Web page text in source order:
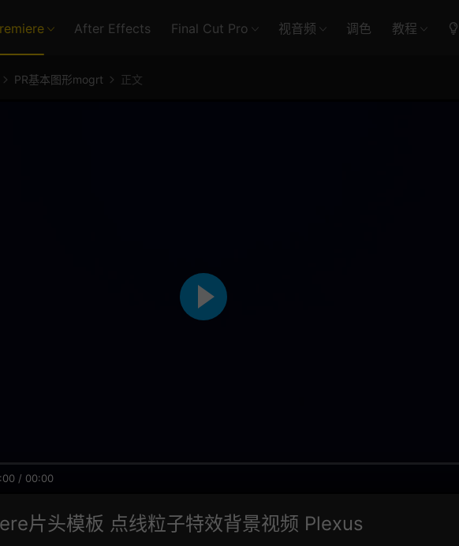
After Effects Final Cut Pro 视音频 调色 教程
PR基本图形mogrt 正文
/ 00:00
片头模板 点线粒子特效背景视频 Plexus